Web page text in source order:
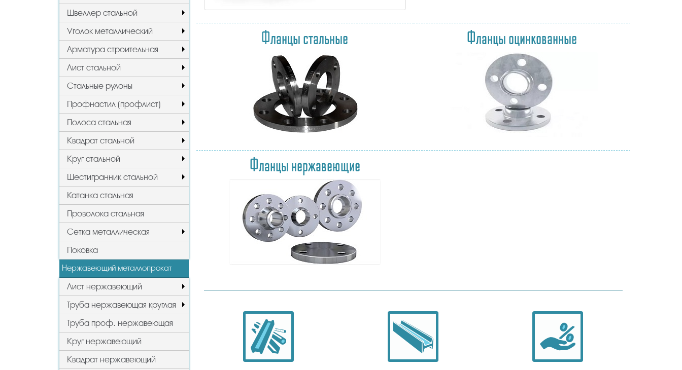
Швеллер стальной
Уголок металлический
Арматура строительная
Лист стальной
Стальные рулоны
Профнастил (профлист)
Полоса стальная
Квадрат стальной
Круг стальной
Шестигранник стальной
Катанка стальная
Проволока стальная
Сетка металлическая
Поковка
Нержавеющий металлопрокат
Лист нержавеющий
Труба нержавеющая круглая
Труба проф. нержавеющая
Круг нержавеющий
Квадрат нержавеющий
Фланцы стальные Фланцы оцинкованные
Фланцы нержавеющие